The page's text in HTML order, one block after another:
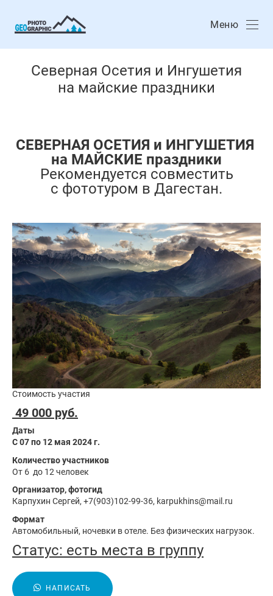
Меню
Северная Осетия и Ингушетия
на майские праздники
СЕВЕРНАЯ ОСЕТИЯ и ИНГУШЕТИЯ
на МАЙСКИЕ праздники
Рекомендуется совместить
с фототуром в Дагестан.
Стоимость участия
49 000 руб.
Даты
С 07 по 12 мая 2024 г.
Количество участников
От 6 до 12 человек
Организатор, фотогид
Карпухин Сергей, +7(903)102-99-36, karpukhins@mail.ru
Формат
Автомобильный, ночевки в отеле. Без физических нагрузок.
Статус: есть места в группу
НАПИСАТЬ